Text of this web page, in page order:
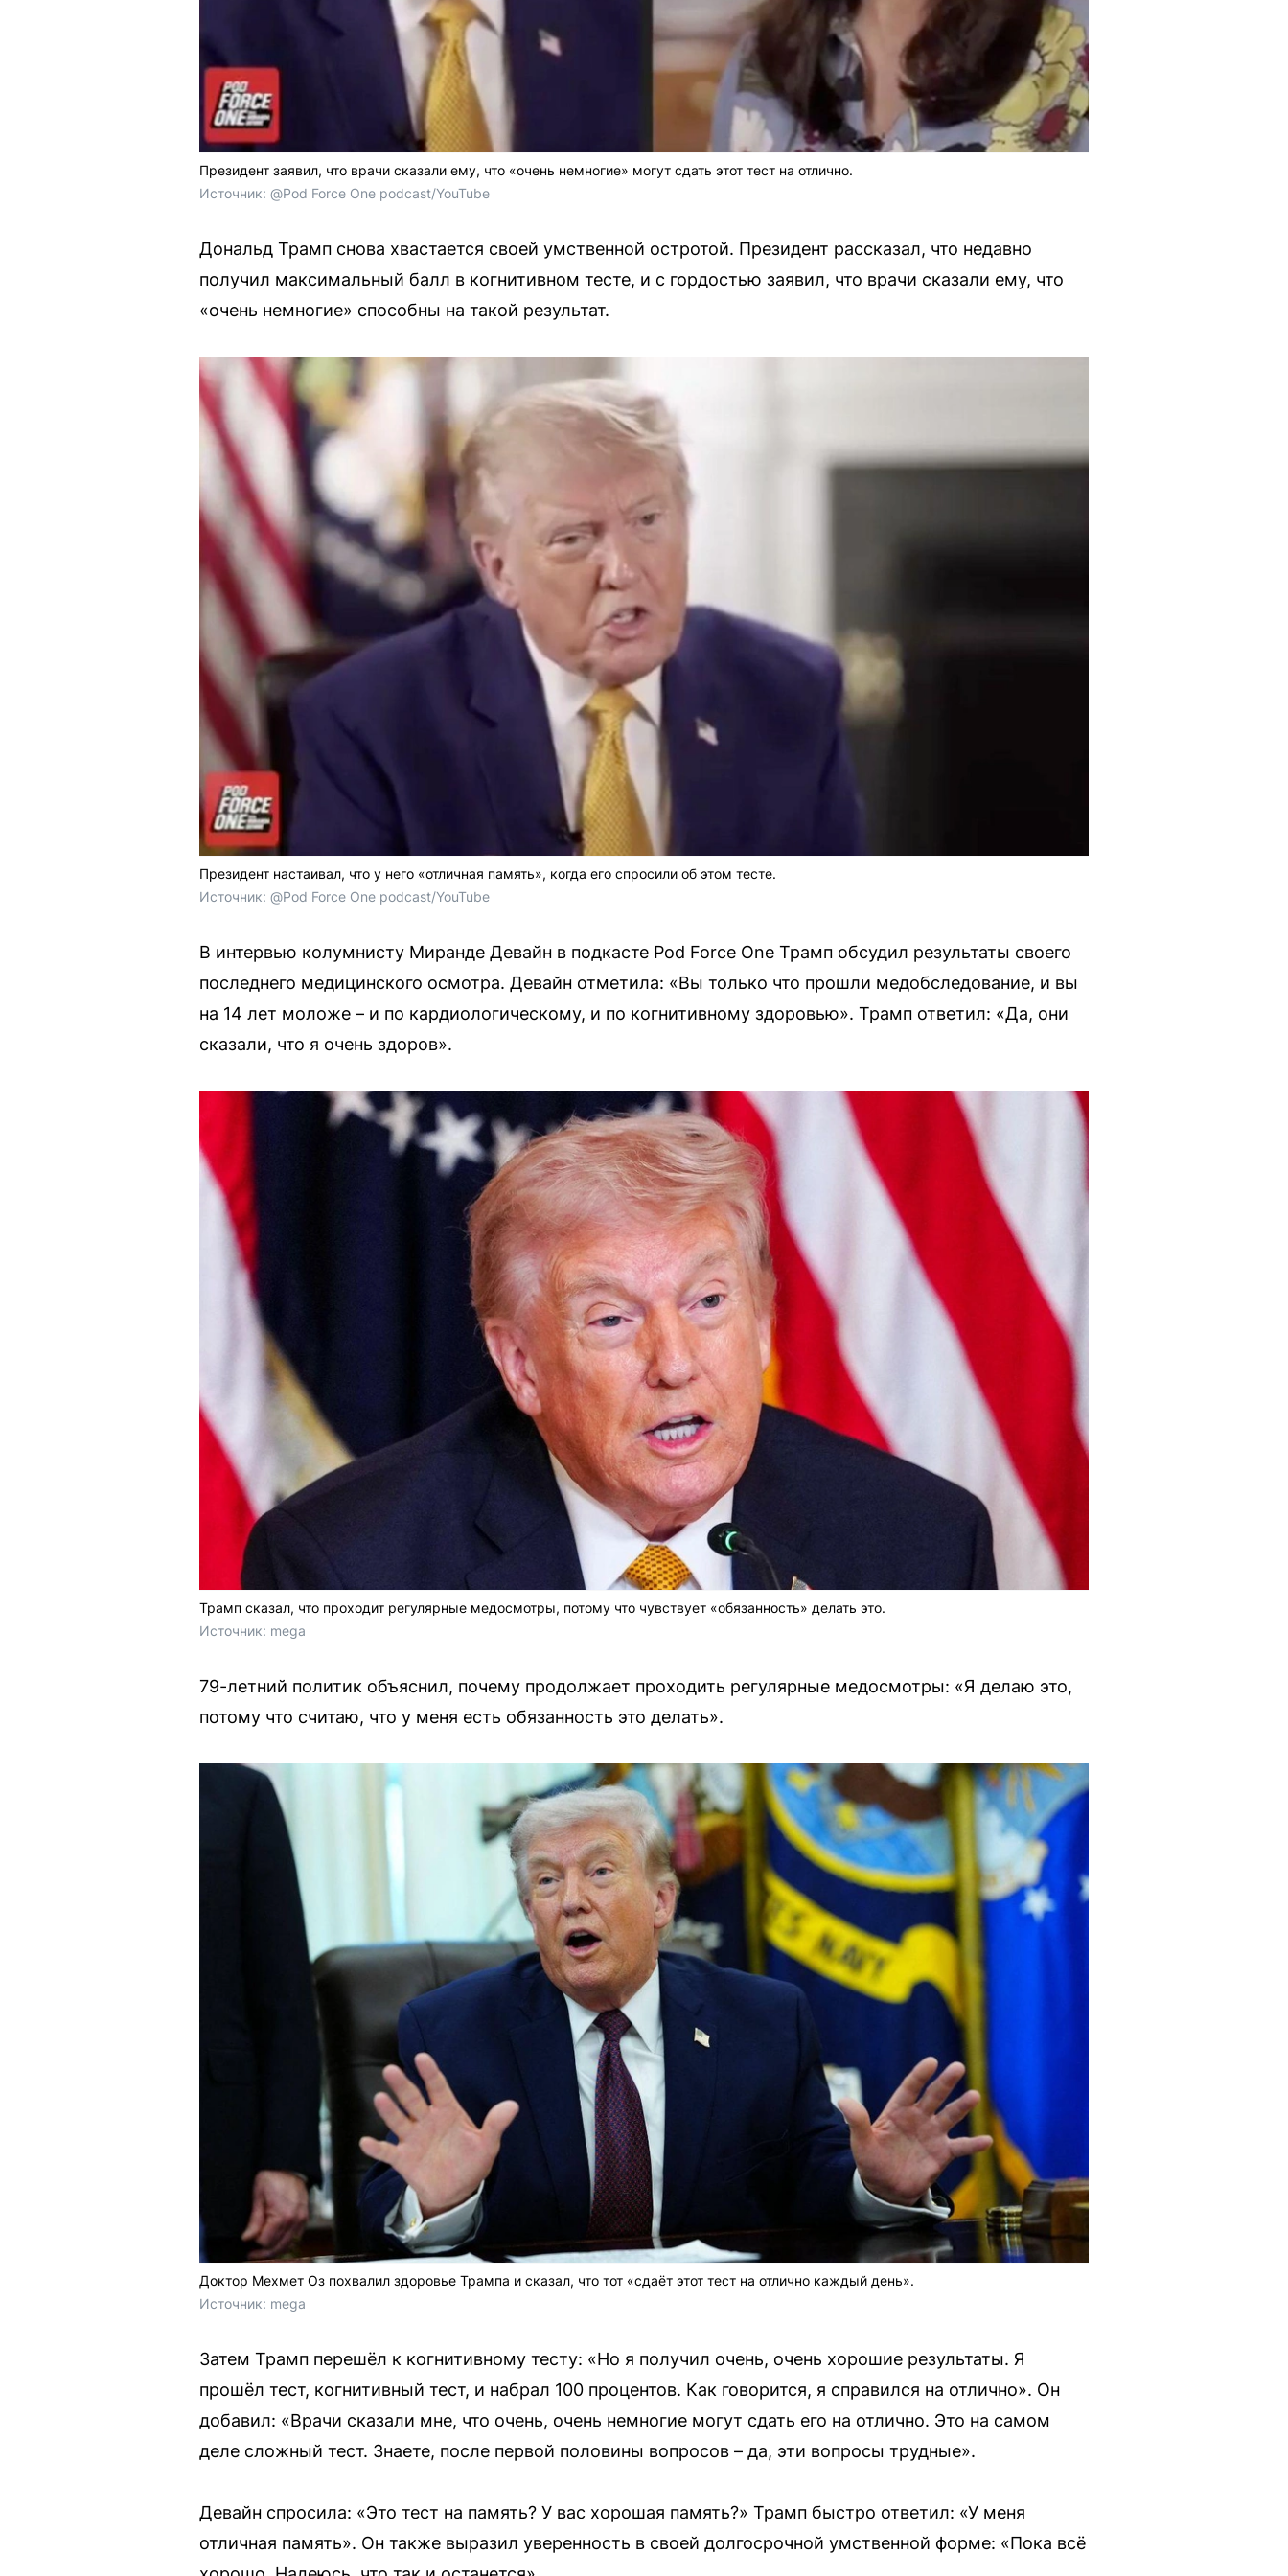
Президент заявил, что врачи сказали ему, что «очень немногие» могут сдать этот тест на отлично.
Источник: @Pod Force One podcast/YouTube
Дональд Трамп снова хвастается своей умственной остротой. Президент рассказал, что недавно
получил максимальный балл в когнитивном тесте, и с гордостью заявил, что врачи сказали ему, что
«очень немногие» способны на такой результат.
Президент настаивал, что у него «отличная память», когда его спросили об этом тесте.
Источник: @Pod Force One podcast/YouTube
В интервью колумнисту Миранде Девайн в подкасте Pod Force One Трамп обсудил результаты своего
последнего медицинского осмотра. Девайн отметила: «Вы только что прошли медобследование, и вы
на 14 лет моложе – и по кардиологическому, и по когнитивному здоровью». Трамп ответил: «Да, они
сказали, что я очень здоров».
Трамп сказал, что проходит регулярные медосмотры, потому что чувствует «обязанность» делать это.
Источник: mega
79-летний политик объяснил, почему продолжает проходить регулярные медосмотры: «Я делаю это,
потому что считаю, что у меня есть обязанность это делать».
Доктор Мехмет Оз похвалил здоровье Трампа и сказал, что тот «сдаёт этот тест на отлично каждый день».
Источник: mega
Затем Трамп перешёл к когнитивному тесту: «Но я получил очень, очень хорошие результаты. Я
прошёл тест, когнитивный тест, и набрал 100 процентов. Как говорится, я справился на отлично». Он
добавил: «Врачи сказали мне, что очень, очень немногие могут сдать его на отлично. Это на самом
деле сложный тест. Знаете, после первой половины вопросов – да, эти вопросы трудные».
Девайн спросила: «Это тест на память? У вас хорошая память?» Трамп быстро ответил: «У меня
отличная память». Он также выразил уверенность в своей долгосрочной умственной форме: «Пока всё